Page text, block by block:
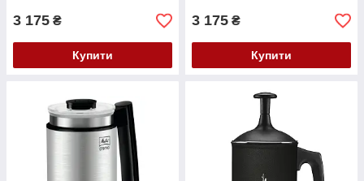
3 175 ₴
Купити
3 175 ₴
Купити